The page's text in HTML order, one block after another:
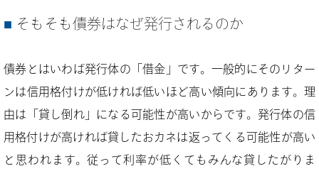
そもそも債券はなぜ発行されるのか
債券とはいわば発行体の「借金」です。一般的にそのリター
ンは信用格付けが低ければ低いほど高い傾向にあります。理
由は「貸し倒れ」になる可能性が高いからです。発行体の信
用格付けが高ければ貸したおカネは返ってくる可能性が高い
と思われます。従って利率が低くてもみんな貸したがりま